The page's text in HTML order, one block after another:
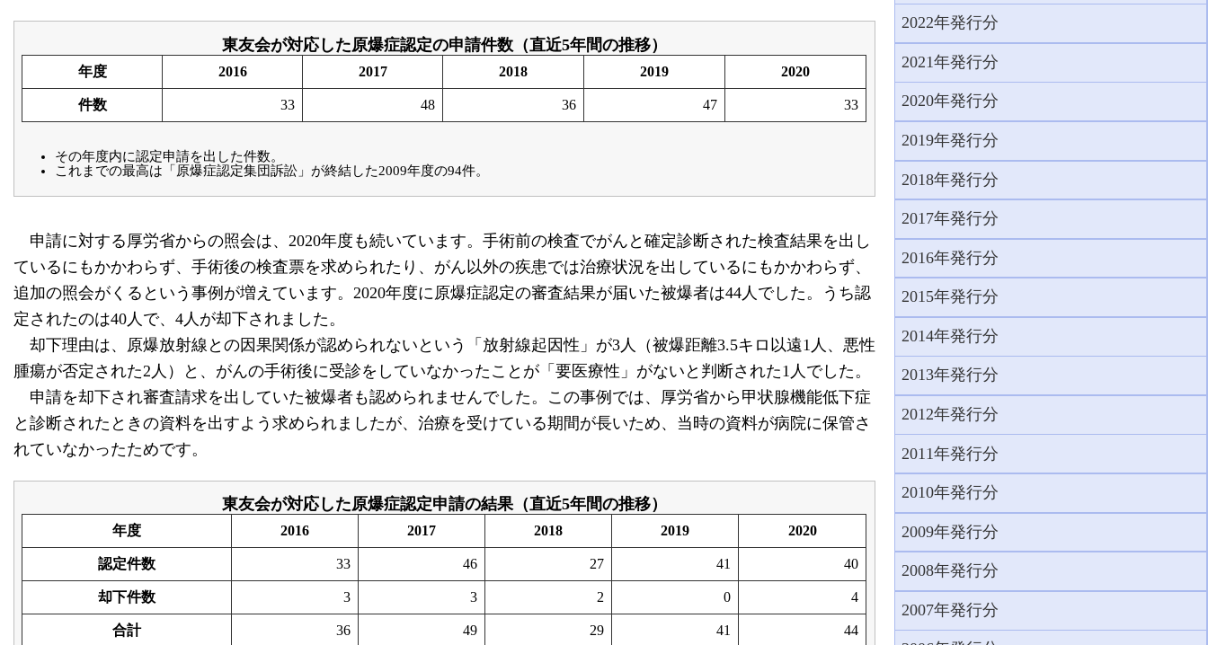
東友会が対応した原爆症認定の申請件数（直近5年間の推移）
年度 2016 2017 2018 2019 2020
件数 33 48 36 47 33
その年度内に認定申請を出した件数。
これまでの最高は「原爆症認定集団訴訟」が終結した2009年度の94件。
申請に対する厚労省からの照会は、2020年度も続いています。手術前の検査でがんと確定診断された検査結果を出し
ているにもかかわらず、手術後の検査票を求められたり、がん以外の疾患では治療状況を出しているにもかかわらず、
追加の照会がくるという事例が増えています。2020年度に原爆症認定の審査結果が届いた被爆者は44人でした。うち認
定されたのは40人で、4人が却下されました。
却下理由は、原爆放射線との因果関係が認められないという「放射線起因性」が3人（被爆距離3.5キロ以遠1人、悪性
腫瘍が否定された2人）と、がんの手術後に受診をしていなかったことが「要医療性」がないと判断された1人でした。
申請を却下され審査請求を出していた被爆者も認められませんでした。この事例では、厚労省から甲状腺機能低下症
と診断されたときの資料を出すよう求められましたが、治療を受けている期間が長いため、当時の資料が病院に保管さ
れていなかったためです。
東友会が対応した原爆症認定申請の結果（直近5年間の推移）
年度 2016 2017 2018 2019 2020
認定件数 33 46 27 41 40
却下件数 3 3 2 0 4
合計 36 49 29 41 44
2022年発行分
2021年発行分
2020年発行分
2019年発行分
2018年発行分
2017年発行分
2016年発行分
2015年発行分
2014年発行分
2013年発行分
2012年発行分
2011年発行分
2010年発行分
2009年発行分
2008年発行分
2007年発行分